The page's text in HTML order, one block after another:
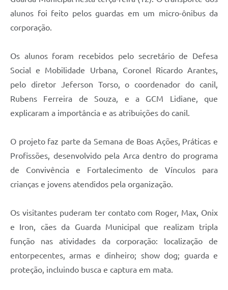
alunos foi feito pelos guardas em um micro-ônibus da
corporação.
Os alunos foram recebidos pelo secretário de Defesa
Social e Mobilidade Urbana, Coronel Ricardo Arantes,
pelo diretor Jeferson Torso, o coordenador do canil,
Rubens Ferreira de Souza, e a GCM Lidiane, que
explicaram a importância e as atribuições do canil.
O projeto faz parte da Semana de Boas Ações, Práticas e
Profissões, desenvolvido pela Arca dentro do programa
de Convivência e Fortalecimento de Vínculos para
crianças e jovens atendidos pela organização.
Os visitantes puderam ter contato com Roger, Max, Onix
e Iron, cães da Guarda Municipal que realizam tripla
função nas atividades da corporação: localização de
entorpecentes, armas e dinheiro; show dog; guarda e
proteção, incluindo busca e captura em mata.